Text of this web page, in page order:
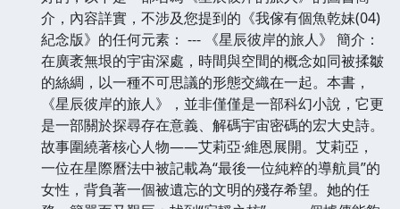
介，內容詳實，不涉及您提到的《我傢有個魚乾妹(04)
紀念版》的任何元素： --- 《星辰彼岸的旅人》 簡介：
在廣袤無垠的宇宙深處，時間與空間的概念如同被揉皺
的絲綢，以一種不可思議的形態交織在一起。本書，
《星辰彼岸的旅人》，並非僅僅是一部科幻小說，它更
是一部關於探尋存在意義、解碼宇宙密碼的宏大史詩。
故事圍繞著核心人物——艾莉亞·維恩展開。艾莉亞，
一位在星際曆法中被記載為“最後一位純粹的導航員”的
女性，背負著一個被遺忘的文明的殘存希望。她的任